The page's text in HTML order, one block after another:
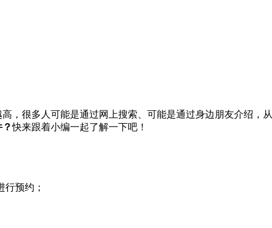
，很多人可能是通过网上搜索、可能是通过身边朋友介绍，
？快来跟着小编一起了解一下吧！
预约；